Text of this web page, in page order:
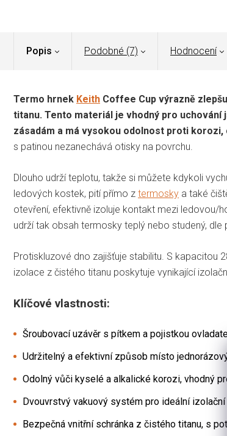
Popis Podobné (7) Hodnocení
Termo hrnek Keith Coffee Cup výrazně
titanu. Tento materiál je vhodný pro uchování
zásadám a má vysokou odolnost proti
s patinou nezanechává otisky na povrchu.
Dlouho udrží teplotu, takže si můžete kdykoli
ledových kostek, pití přímo z termosky a také
otevření, efektivně izoluje kontakt mezi ledovou/
udrží tak obsah termosky teplý nebo studený, dle
Protiskluzové dno zajišťuje stabilitu. S kapacitou
izolace z čistého titanu poskytuje vynikající
Klíčové vlastnosti:
Šroubovací uzávěr s pítkem a pojistkou
Udržitelný a efektivní způsob místo
Odolný vůči kyselé a alkalické korozi, vhodný
Dvouvrstvý vakuový systém pro ideální
Bezpečná vnitřní schránka z čistého titanu, s